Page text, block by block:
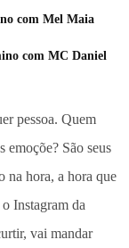
com Mel Maia
com MC Daniel
pessoa. Quem
emoçõe? São seus
na hora, a hora que
Instagram da
vai mandar